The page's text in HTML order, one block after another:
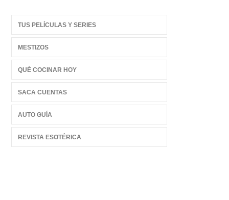
TUS PELÍCULAS Y SERIES
MESTIZOS
QUÉ COCINAR HOY
SACA CUENTAS
AUTO GUÍA
REVISTA ESOTÉRICA